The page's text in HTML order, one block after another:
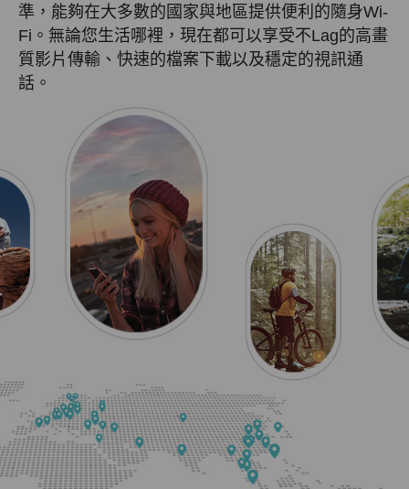
準，能夠在大多數的國家與地區提供便利的隨身Wi-
Fi。無論您生活哪裡，現在都可以享受不Lag的高畫
質影片傳輸、快速的檔案下載以及穩定的視訊通
話。